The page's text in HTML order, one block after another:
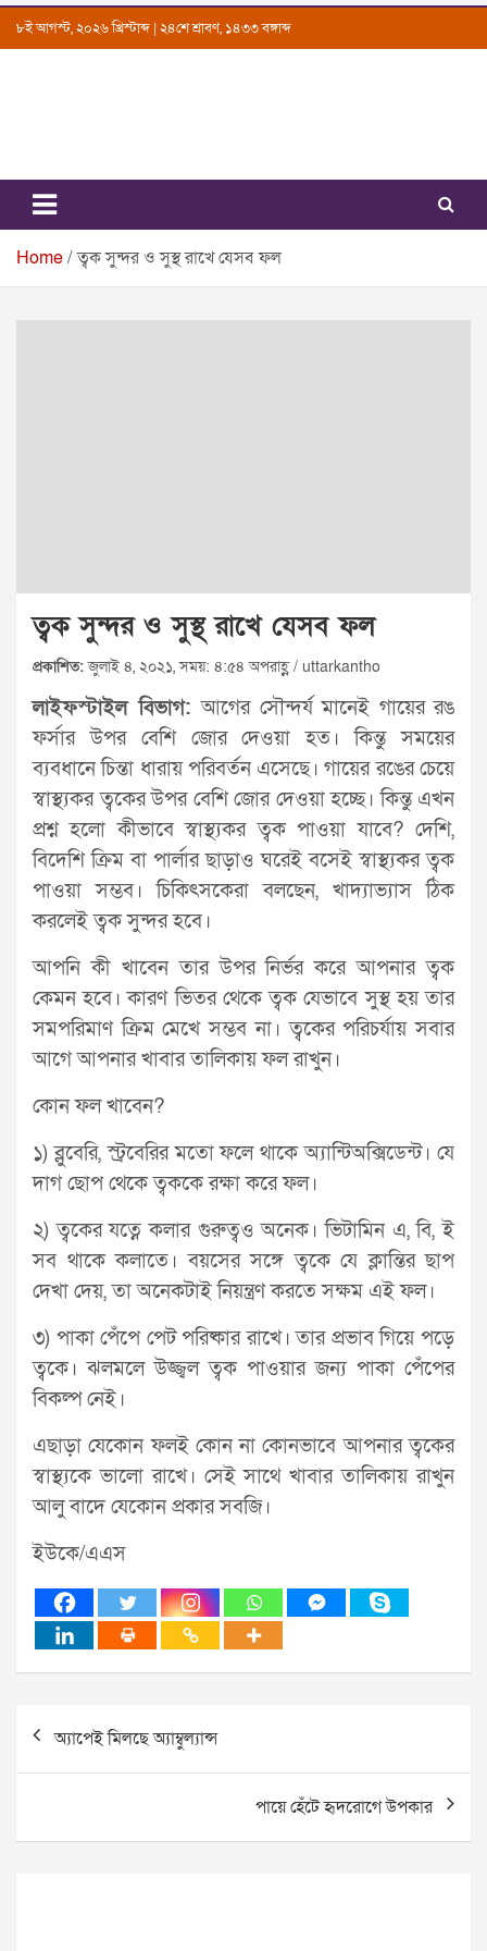
Skip৮ই আগস্ট, ২০২৬ খ্রিস্টাব্দ | ২৪শে শ্রাবণ, ১৪৩৩ বঙ্গাব্দ
Uttarkantho
News Portal
Home ত্বক সুন্দর ও সুস্থ রাখে যেসব ফল
ত্বক সুন্দর ও সুস্থ রাখে যেসব ফল
প্রকাশিত:জুলাই ৪, ২০২১, সময়: ৪:৫৪ অপরাহ্ণ / uttarkantho
লাইফস্টাইল বিভাগ:আগের সৌন্দর্য মানেই গায়ের রঙ
ফর্সার উপর বেশি জোর দেওয়া হত। কিন্তু সময়ের
ব্যবধানে চিন্তা ধারায় পরিবর্তন এসেছে। গায়ের রঙের চেয়ে
স্বাস্থ্যকর ত্বকের উপর বেশি জোর দেওয়া হচ্ছে। কিন্তু এখন
প্রশ্ন হলো কীভাবে স্বাস্থ্যকর ত্বক পাওয়া যাবে? দেশি,
বিদেশি ক্রিম বা পার্লার ছাড়াও ঘরেই বসেই স্বাস্থ্যকর ত্বক
পাওয়া সম্ভব। চিকিৎসকেরা বলছেন, খাদ্যাভ্যাস ঠিক
করলেই ত্বক সুন্দর হবে।
আপনি কী খাবেন তার উপর নির্ভর করে আপনার ত্বক
কেমন হবে। কারণ ভিতর থেকে ত্বক যেভাবে সুস্থ হয় তার
সমপরিমাণ ক্রিম মেখে সম্ভব না। ত্বকের পরিচর্যায় সবার
আগে আপনার খাবার তালিকায় ফল রাখুন।
কোন ফল খাবেন?
১) ব্লুবেরি, স্ট্রবেরির মতো ফলে থাকে অ্যান্টিঅক্সিডেন্ট। যে
দাগ ছোপ থেকে ত্বককে রক্ষা করে ফল।
২) ত্বকের যত্নে কলার গুরুত্বও অনেক। ভিটামিন এ, বি, ই
সব থাকে কলাতে। বয়সের সঙ্গে ত্বকে যে ক্লান্তির ছাপ
দেখা দেয়, তা অনেকটাই নিয়ন্ত্রণ করতে সক্ষম এই ফল।
৩) পাকা পেঁপে পেট পরিষ্কার রাখে। তার প্রভাব গিয়ে পড়ে
ত্বকে। ঝলমলে উজ্জ্বল ত্বক পাওয়ার জন্য পাকা পেঁপের
বিকল্প নেই।
এছাড়া যেকোন ফলই কোন না কোনভাবে আপনার ত্বকের
স্বাস্থ্যকে ভালো রাখে। সেই সাথে খাবার তালিকায় রাখুন
আলু বাদে যেকোন প্রকার সবজি।
ইউকে/এএস
Post
navigation
অ্যাপেই মিলছে অ্যাম্বুল্যান্স
পায়ে হেঁটে হৃদরোগে উপকার